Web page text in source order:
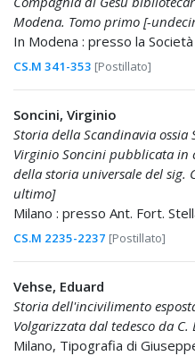
Modena. Tomo primo [-
In Modena : presso la
CS.M 341-353 [Postillato]
Soncini, Virginio
Storia della Scandinavia ossia
Virginio Soncini pubblicata in
della storia universale del sig.
ultimo]
Milano : presso Ant. Fort.
CS.M 2235-2237 [Postillato]
Vehse, Eduard
Storia dell'incivilimento
Volgarizzata dal tedesco da C.
Milano, Tipografia di